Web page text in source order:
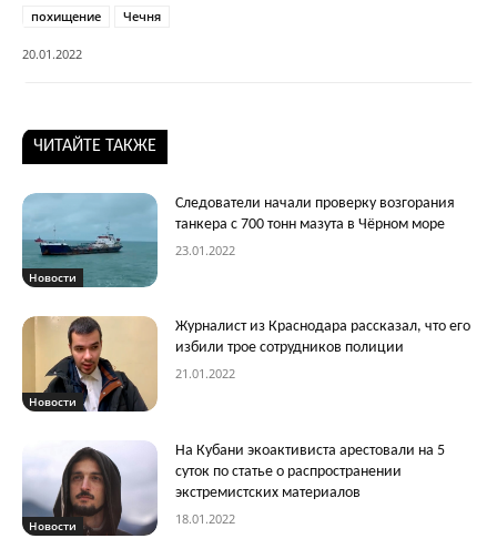
похищение
Чечня
20.01.2022
ЧИТАЙТЕ ТАКЖЕ
Новости
Следователи начали проверку возгорания
танкера с 700 тонн мазута в Чёрном море
23.01.2022
Новости
Журналист из Краснодара рассказал, что его
избили трое сотрудников полиции
21.01.2022
Новости
На Кубани экоактивиста арестовали на 5
суток по статье о распространении
экстремистских материалов
18.01.2022